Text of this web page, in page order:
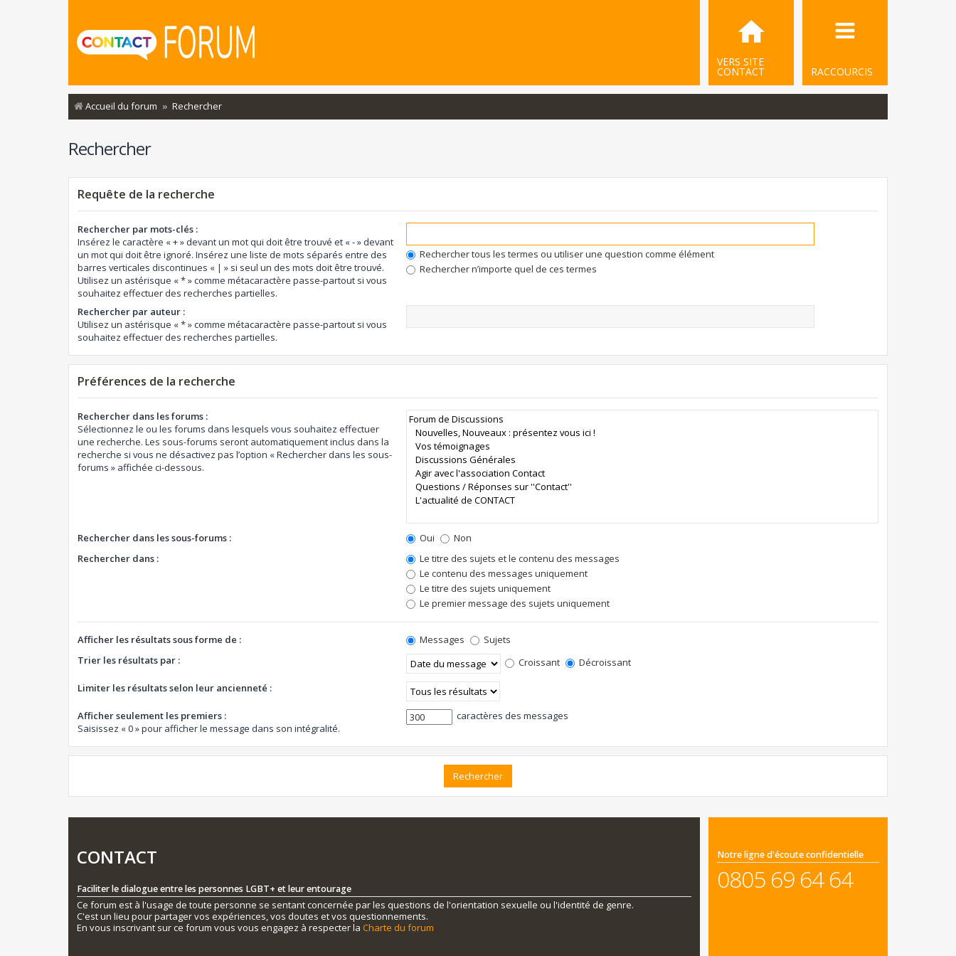
RACCOURCIS
VERS SITE
CONTACT
Accueil du forum Rechercher
Rechercher
Requête de la recherche
Rechercher par mots-clés :
Insérez le caractère « + » devant un mot qui doit être trouvé et « - » devant
un mot qui doit être ignoré. Insérez une liste de mots séparés entre des
barres verticales discontinues « | » si seul un des mots doit être trouvé.
Utilisez un astérisque « * » comme métacaractère passe-partout si vous
souhaitez effectuer des recherches partielles.
Rechercher tous les termes ou utiliser une question comme élément
Rechercher n’importe quel de ces termes
Rechercher par auteur :
Utilisez un astérisque « * » comme métacaractère passe-partout si vous
souhaitez effectuer des recherches partielles.
Préférences de la recherche
Rechercher dans les forums :
Sélectionnez le ou les forums dans lesquels vous souhaitez effectuer
une recherche. Les sous-forums seront automatiquement inclus dans la
recherche si vous ne désactivez pas l’option « Rechercher dans les sous-
forums » affichée ci-dessous.
Rechercher dans les sous-forums : Oui
Non
Rechercher dans :
Le titre des sujets et le contenu des messages
Le contenu des messages uniquement
Le titre des sujets uniquement
Le premier message des sujets uniquement
Afficher les résultats sous forme de : Messages
Sujets
Trier les résultats par :
Croissant
Décroissant
Limiter les résultats selon leur ancienneté :
Afficher seulement les premiers :
Saisissez « 0 » pour afficher le message dans son intégralité.
caractères des messages
CONTACT
Faciliter le dialogue entre les personnes LGBT+ et leur entourage
Ce forum est à l'usage de toute personne se sentant concernée par les questions de l'orientation sexuelle ou l'identité de genre.
C'est un lieu pour partager vos expériences, vos doutes et vos questionnements.
En vous inscrivant sur ce forum vous vous engagez à respecter la Charte du forum
Notre ligne d'écoute confidentielle
0805 69 64 64